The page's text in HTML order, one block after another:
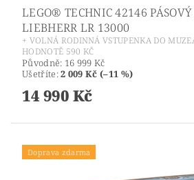
LEGO® TECHNIC 42146 PÁSOVÝ
LIEBHERR LR 13000
+ VOLNÁ RODINNÁ VSTUPENKA DO
HODNOTĚ 590 KČ
Původně: 16 999 Kč
Ušetříte:2 009 Kč (–11 %)
14 990 Kč
Doprava zdarma